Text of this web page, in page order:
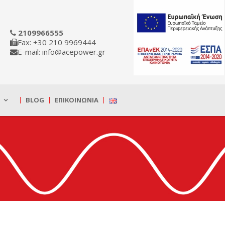
2109966555
Fax: +30 210 9969444
E-mail: info@acepower.gr
BLOG ΕΠΙΚΟΙΝΩΝΊΑ